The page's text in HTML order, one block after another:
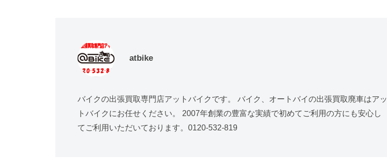
atbike
バイクの出張買取専門店アットバイクです。 バイク、オートバイの出張買取廃車はアッ
トバイクにお任せください。 2007年創業の豊富な実績で初めてご利用の方にも安心し
てご利用いただいております。0120-532-819